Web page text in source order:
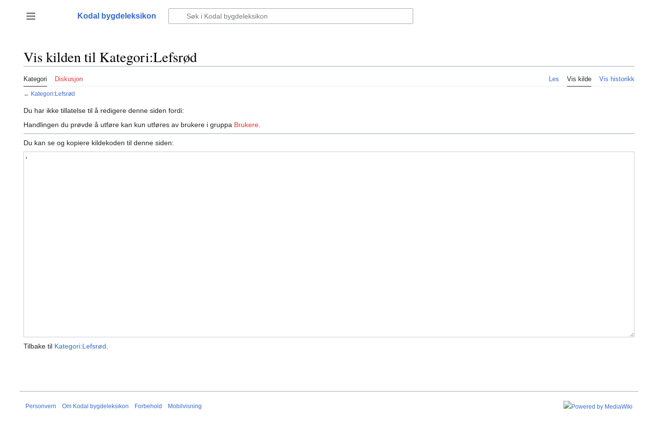
innhold
Vis/skjul sidefelt
Kodal bygdeleksikon
Vis kilden til Kategori:Lefsrød
Kategori Diskusjon Les Vis kilde Vis historikk
← Kategori:Lefsrød
Du har ikke tillatelse til å redigere denne siden fordi:
Handlingen du prøvde å utføre kan kun utføres av brukere i gruppa Brukere
Du kan se og kopiere kildekoden til denne siden:
Tilbake til Kategori:Lefsrød
Personvern Om Kodal bygdeleksikon Forbehold Mobilvisning